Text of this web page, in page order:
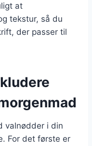
at
tekstur, så du
der passer til
valnødder i din
For det første er